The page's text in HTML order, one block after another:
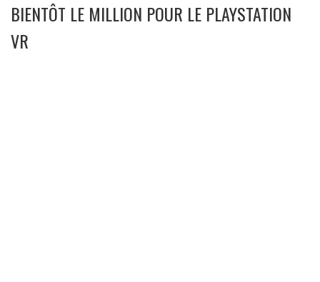
BIENTÔT LE MILLION POUR LE PLAYSTATION
VR